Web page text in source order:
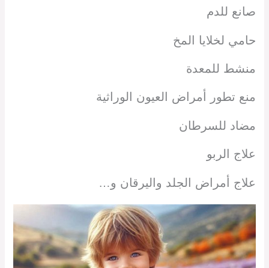
صانع للدم
حامي لخلايا المخ
منشط للمعدة
منع تطور أمراض العيون الوراثية
مضاد للسرطان
علاج الربو
علاج أمراض الجلد واليرقان و…